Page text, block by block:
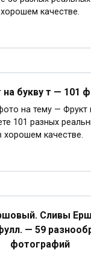
хорошем качестве.
на букву т — 101
на тему — Фрукт
101 разных
хорошем качестве.
Сливы
— 59
фотографий